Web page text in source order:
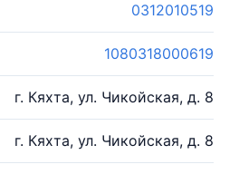
0312010519
1080318000619
г. Кяхта, ул. Чикойская, д. 8
г. Кяхта, ул. Чикойская, д. 8